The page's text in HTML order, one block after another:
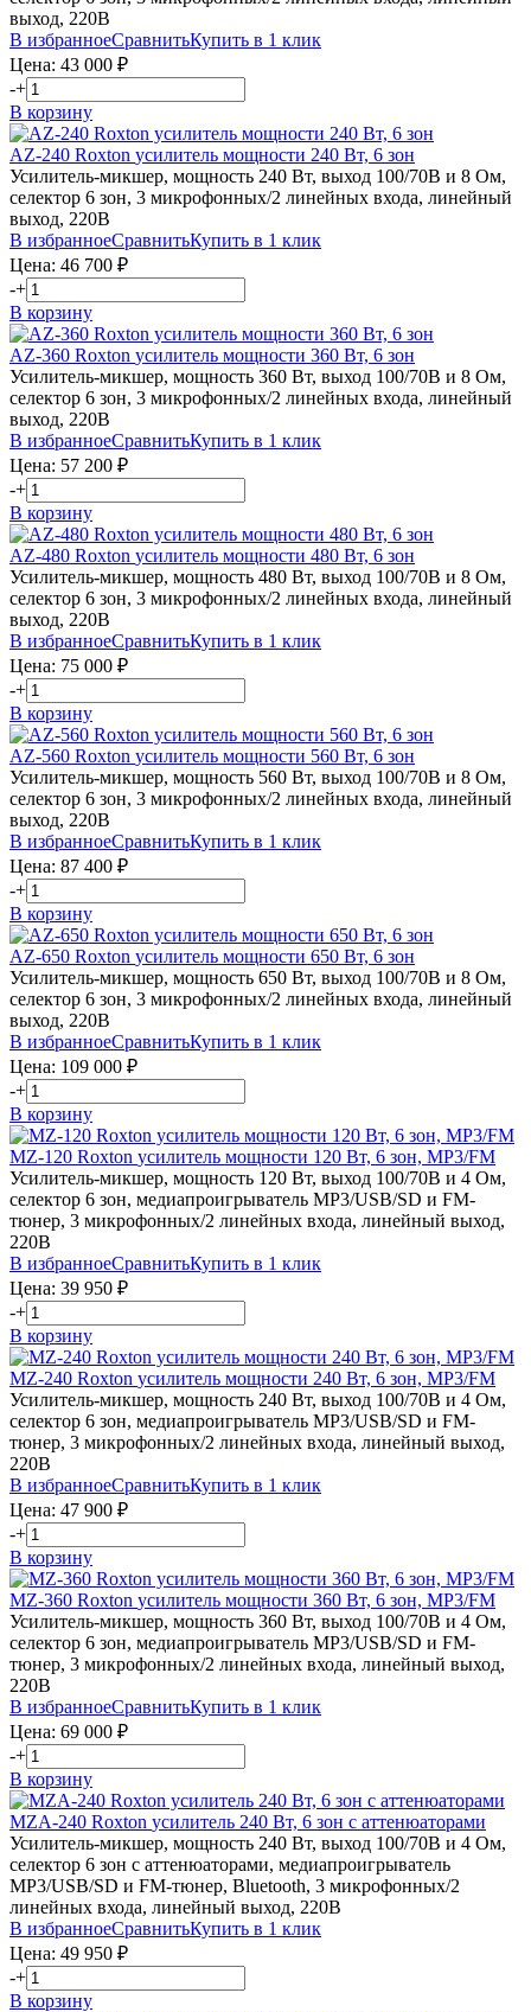
выход, 220В
В избранноеСравнитьКупить в 1 клик
Цена: 43 000 ₽
-+
В корзину
AZ-240 Roxton усилитель мощности 240 Вт, 6 зон
Усилитель-микшер, мощность 240 Вт, выход 100/70В и 8 Ом,
селектор 6 зон, 3 микрофонных/2 линейных входа, линейный
выход, 220В
В избранноеСравнитьКупить в 1 клик
Цена: 46 700 ₽
-+
В корзину
AZ-360 Roxton усилитель мощности 360 Вт, 6 зон
Усилитель-микшер, мощность 360 Вт, выход 100/70В и 8 Ом,
селектор 6 зон, 3 микрофонных/2 линейных входа, линейный
выход, 220В
В избранноеСравнитьКупить в 1 клик
Цена: 57 200 ₽
-+
В корзину
AZ-480 Roxton усилитель мощности 480 Вт, 6 зон
Усилитель-микшер, мощность 480 Вт, выход 100/70В и 8 Ом,
селектор 6 зон, 3 микрофонных/2 линейных входа, линейный
выход, 220В
В избранноеСравнитьКупить в 1 клик
Цена: 75 000 ₽
-+
В корзину
AZ-560 Roxton усилитель мощности 560 Вт, 6 зон
Усилитель-микшер, мощность 560 Вт, выход 100/70В и 8 Ом,
селектор 6 зон, 3 микрофонных/2 линейных входа, линейный
выход, 220В
В избранноеСравнитьКупить в 1 клик
Цена: 87 400 ₽
-+
В корзину
AZ-650 Roxton усилитель мощности 650 Вт, 6 зон
Усилитель-микшер, мощность 650 Вт, выход 100/70В и 8 Ом,
селектор 6 зон, 3 микрофонных/2 линейных входа, линейный
выход, 220В
В избранноеСравнитьКупить в 1 клик
Цена: 109 000 ₽
-+
В корзину
MZ-120 Roxton усилитель мощности 120 Вт, 6 зон, MP3/FM
Усилитель-микшер, мощность 120 Вт, выход 100/70В и 4 Ом,
селектор 6 зон, медиапроигрыватель MP3/USB/SD и FM-
тюнер, 3 микрофонных/2 линейных входа, линейный выход,
220В
В избранноеСравнитьКупить в 1 клик
Цена: 39 950 ₽
-+
В корзину
MZ-240 Roxton усилитель мощности 240 Вт, 6 зон, MP3/FM
Усилитель-микшер, мощность 240 Вт, выход 100/70В и 4 Ом,
селектор 6 зон, медиапроигрыватель MP3/USB/SD и FM-
тюнер, 3 микрофонных/2 линейных входа, линейный выход,
220В
В избранноеСравнитьКупить в 1 клик
Цена: 47 900 ₽
-+
В корзину
MZ-360 Roxton усилитель мощности 360 Вт, 6 зон, MP3/FM
Усилитель-микшер, мощность 360 Вт, выход 100/70В и 4 Ом,
селектор 6 зон, медиапроигрыватель MP3/USB/SD и FM-
тюнер, 3 микрофонных/2 линейных входа, линейный выход,
220В
В избранноеСравнитьКупить в 1 клик
Цена: 69 000 ₽
-+
В корзину
MZA-240 Roxton усилитель 240 Вт, 6 зон с аттенюаторами
Усилитель-микшер, мощность 240 Вт, выход 100/70В и 4 Ом,
селектор 6 зон с аттенюаторами, медиапроигрыватель
MP3/USB/SD и FM-тюнер, Bluetooth, 3 микрофонных/2
линейных входа, линейный выход, 220В
В избранноеСравнитьКупить в 1 клик
Цена: 49 950 ₽
-+
В корзину